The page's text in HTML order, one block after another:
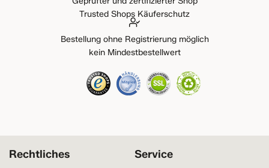
Trusted Shops Käuferschutz
Bestellung ohne Registrierung möglich
kein Mindestbestellwert
Service
Rechtliches